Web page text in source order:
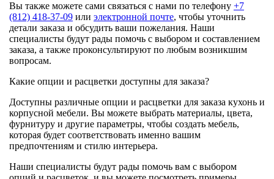
Вы также можете сами связаться с нами по телефону +7
(812) 418-37-09 или электронной почте, чтобы уточнить
детали заказа и обсудить ваши пожелания. Наши
специалисты будут рады помочь с выбором и составлением
заказа, а также проконсультируют по любым возникшим
вопросам.
Какие опции и расцветки доступны для заказа?
Доступны различные опции и расцветки для заказа кухонь и
корпусной мебели. Вы можете выбрать материалы, цвета,
фурнитуру и другие параметры, чтобы создать мебель,
которая будет соответствовать именно вашим
предпочтениям и стилю интерьера.
Наши специалисты будут рады помочь вам с выбором